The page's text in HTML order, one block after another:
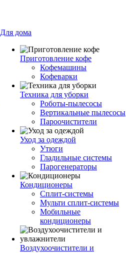
Для дома
Приготовление кофе
Кофемашины
Кофеварки
Техника для уборки
Роботы-пылесосы
Вертикальные пылесосы
Пароочистители
Уход за одеждой
Утюги
Гладильные системы
Парогенераторы
Кондиционеры
Сплит-системы
Мульти сплит-системы
Мобильные
кондиционеры
Воздухоочистители и